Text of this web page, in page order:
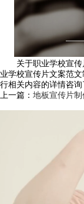
关于职业学校宣传
业学校宣传片文案范
行相关内容的详情咨询
上一篇： 地板宣传片制